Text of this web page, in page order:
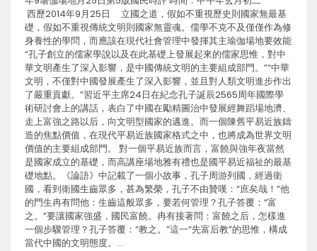
西歷2014年9月25日 立國之道，假如不重視歷史則國家無最基
礎，假如不重視傳統文明則國家無靈魂。儒學不克不及僅僅作為修
身養性的學問，而應該在現代社會管理中發揮其主瑜伽場地要效能
“孔子創立的儒家學說以及在此基礎上發展起來的儒家思惟，對中
華文明產生了深入影響，是中國傳統文明的主要組成部門。”“中華
文明，不僅對中國發展產生了深入影響，並且對人類文明進步作出
了嚴重貢獻。”習近平主席24日在紀念孔子誕辰2565周年國際學
術研討會上的講話，表白了中國在勵精圖治中發展經舞蹈場地濟、
走上富強之路以后，向文明型國家的邁進。而一個陳舊平易近族鑄
造的焦點價值，在現代平易近族國家格式之中，也將成為世界文明
價值的主要組成部門。 對一個平易近族而言，富饒與強年夜當然
是國家成立的基礎，而高講座場地雅有禮也是國平易近福祉的最基
礎地點。《論語》中記載了一個小故事，孔子周游列國，經過衛
國，看到衛國生齒眾多，甚為繁榮，孔子不由贊嘆：“庶矣哉！”他
的門生冉有問他：生齒這般眾多，要若何管理？孔子答覆：“富
之。”要讓國家強盛，國民富饒。冉有接著問：富饒之后，怎樣進
一個步驟管理？孔子答覆：“教之。”這一“先富后教”的思惟，構成
當代中國的文明態度。…